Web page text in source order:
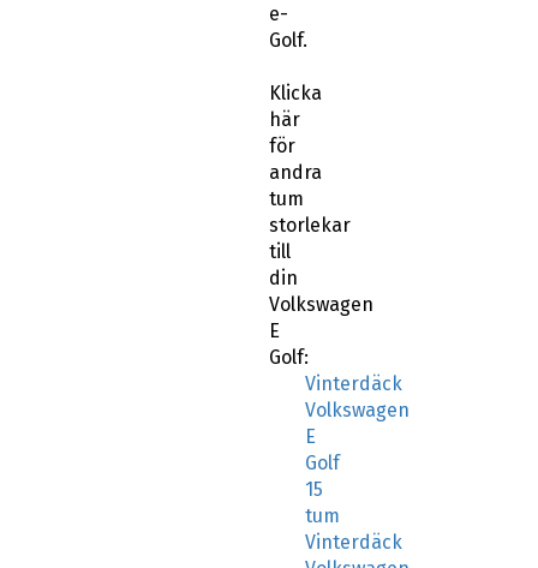
e-
Golf.
Klicka
här
för
andra
tum
storlekar
till
din
Volkswagen
E
Golf:
Vinterdäck
Volkswagen
E
Golf
15
tum
Vinterdäck